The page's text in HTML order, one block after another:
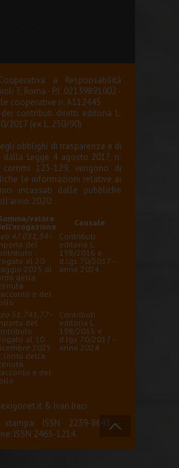
a Responsabilità
7, Roma - P.I. 02139891002 -
cooperative n. A112445
contributi diretti editoria L.
2017 (ex L. 250/90)
obblighi di trasparenza e di
Legge 4 agosto 2017, n.
125-129, vengono di
le informazioni relative ai
incassati dalle pubbliche
2020:
valore
Causale
47.051,34 -
del
al 20
2025 al
della
e del
Contributi
editoria L.
198/2016 e
d.lgs 70/2017 –
anno 2024
51.741,77 -
del
al 10
2025
lordo della
e del
Contributi
editoria L.
198/2016 e
d.lgs 70/2017 –
anno 2024
& Ivan Iraci
ISSN 2239-8643 -
ISSN 2465-1214